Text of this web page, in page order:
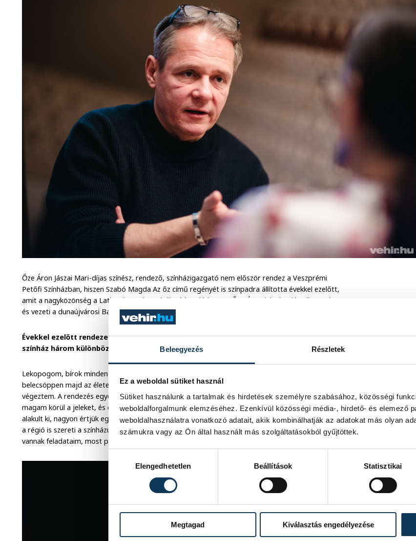
Beleegyezés Részletek
Ez a weboldal sütiket használ
Sütiket használunk a tartalmak és hirdetések személyre szabásához, közösségi
weboldalforgalmunk elemzéséhez. Ezenkívül közösségi média-, hirdető- és elemező
weboldalhasználatra vonatkozó adatait, akik kombinálhatják az adatokat más olyan
számukra vagy az Ön által használt más szolgáltatásokból gyűjtöttek.
Elengedhetetlen
Beállítások Statisztikai
Megtagad Kiválasztás engedélyezése
Őze Áron Jászai Mari-díjas színész, rendező, színházigazgató nem először rendez a Veszprémi
Petőfi Színházban, hiszen Szabó Magda Az őz című regényét is színpadra állította évekkel ezelőtt,
amit a nagyközönség a Latinovits-Bujtor Játékszínben láthatott. Őze Áron jelenleg játszik, rendez,
és vezeti a dunaújvárosi Bartók Kamaraszínházat.
Évekkel ezelőtt rendezett utoljára Veszprémben. Hogy érzi magát jelenleg a pályáján, a
színház három különböző szegmensében?
Lekopogom, bírok mindent, van mit csinálnom. Arra nem számítottam, hogy a színházigazgatás is
belecsöppen majd az életembe, sőt, a rendezéssel sem számoltam feltétlenül, hiszen színészként
végeztem. A rendezés egyébként a tanításon keresztül indult el, viszont szeretem észrevenni
magam körül a jeleket, és élni a lehetőségekkel. Mostanra Dunaújvárosban fantasztikus csapat
alakult ki, nagyon értjük egymást, és a színház elég jól pörög, nincs miért szégyenkezni. A szakma és
a régió is szereti a színházunkat, úgyhogy szépen haladunk előre. Közben a Rózsavölgyi Szalonban is
vannak feladataim, most pedig éppen Veszprémben vagyunk…